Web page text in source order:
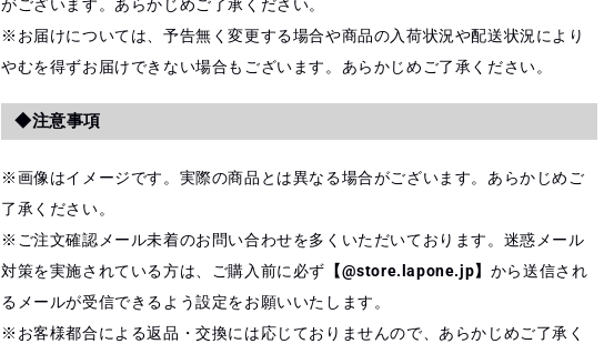
がございます。あらかじめご了承ください。
※お届けについては、予告無く変更する場合や商品の入荷状況や配送状況により
やむを得ずお届けできない場合もございます。あらかじめご了承ください。
◆注意事項
※画像はイメージです。実際の商品とは異なる場合がございます。あらかじめご
了承ください。
※ご注文確認メール未着のお問い合わせを多くいただいております。迷惑メール
対策を実施されている方は、ご購入前に必ず 【@store.lapone.jp】 から送信され
るメールが受信できるよう設定をお願いいたします。
※お客様都合による返品・交換には応じておりませんので、あらかじめご了承く